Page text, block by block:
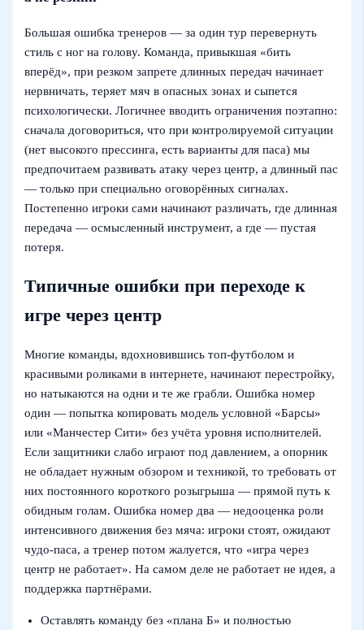
Большая ошибка тренеров — за один тур перевернуть
стиль с ног на голову. Команда, привыкшая «бить
вперёд», при резком запрете длинных передач начинает
нервничать, теряет мяч в опасных зонах и сыпется
психологически. Логичнее вводить ограничения поэтапно:
сначала договориться, что при контролируемой ситуации
(нет высокого прессинга, есть варианты для паса) мы
предпочитаем развивать атаку через центр, а длинный пас
— только при специально оговорённых сигналах.
Постепенно игроки сами начинают различать, где длинная
передача — осмысленный инструмент, а где — пустая
потеря.
Типичные ошибки при переходе к
игре через центр
Многие команды, вдохновившись топ‑футболом и
красивыми роликами в интернете, начинают перестройку,
но натыкаются на одни и те же грабли. Ошибка номер
один — попытка копировать модель условной «Барсы»
или «Манчестер Сити» без учёта уровня исполнителей.
Если защитники слабо играют под давлением, а опорник
не обладает нужным обзором и техникой, то требовать от
них постоянного короткого розыгрыша — прямой путь к
обидным голам. Ошибка номер два — недооценка роли
интенсивного движения без мяча: игроки стоят, ожидают
чудо‑паса, а тренер потом жалуется, что «игра через
центр не работает». На самом деле не работает не идея, а
поддержка партнёрами.
Оставлять команду без «плана Б» и полностью